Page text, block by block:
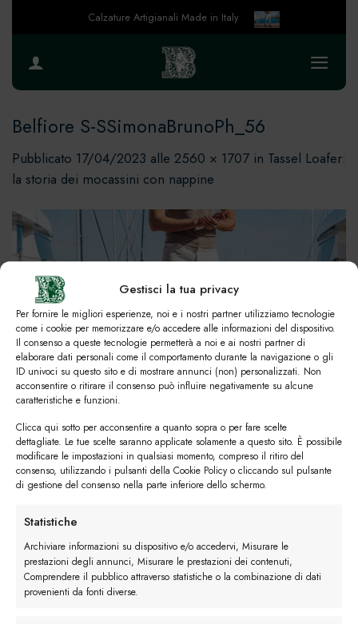
Gestisci la tua privacy
Per fornire le migliori esperienze, noi e i nostri partner utilizziamo tecnologie
come i cookie per memorizzare e/o accedere alle informazioni del dispositivo.
Il consenso a queste tecnologie permetterà a noi e ai nostri partner di
elaborare dati personali come il comportamento durante la navigazione o gli
ID univoci su questo sito e di mostrare annunci (non) personalizzati. Non
acconsentire o ritirare il consenso può influire negativamente su alcune
caratteristiche e funzioni.
Clicca qui sotto per acconsentire a quanto sopra o per fare scelte
dettagliate. Le tue scelte saranno applicate solamente a questo sito. È possibile
modificare le impostazioni in qualsiasi momento, compreso il ritiro del
consenso, utilizzando i pulsanti della Cookie Policy o cliccando sul pulsante
di gestione del consenso nella parte inferiore dello schermo.
Statistiche
Archiviare informazioni su dispositivo e/o accedervi, Misurare le
prestazioni degli annunci, Misurare le prestazioni dei contenuti,
Comprendere il pubblico attraverso statistiche o la combinazione di dati
provenienti da fonti diverse.
Calzature Artigianali Made in Italy
Belfiore S-SSimonaBrunoPh_56
Pubblicato 17/04/2023 alle 2560 × 1707 in Tassel Loafer:
la storia dei mocassini con nappine
#image_title
#image_title
I trackback sono chiusi, ma puoilasciare un commento.
←Precedente
Successivo→